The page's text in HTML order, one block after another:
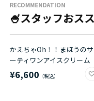
RECOMMENDATION
🍧スタッフおス
かえちゃOh！！まほうのサ
ーティワンアイスクリーム
¥6,600